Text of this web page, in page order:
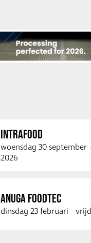
INTRAFOOD
woensdag 30 september -
2026
ANUGA FOODTEC
dinsdag 23 februari -